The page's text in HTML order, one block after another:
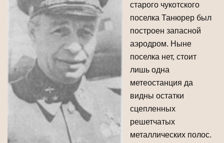
старого чукотского
поселка Танюрер был
построен запасной
аэродром. Ныне
поселка нет, стоит
лишь одна
метеостанция да
видны остатки
сцепленных
решетчатых
металлических полос.